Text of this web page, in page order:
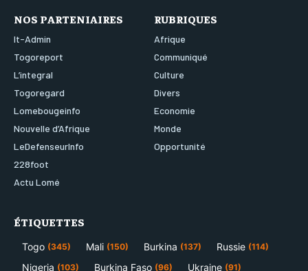
NOS PARTENIAIRES
It-Admin
Togoreport
L’integral
Togoregard
Lomebougeinfo
Nouvelle d’Afrique
LeDefenseurInfo
228foot
Actu Lomé
RUBRIQUES
Afrique
Communiqué
Culture
Divers
Economie
Monde
Opportunité
ÉTIQUETTES
Togo (345) Mali (150) Burkina (137) Russie (114)
Nigeria (103) Burkina Faso (96) Ukraine (91)